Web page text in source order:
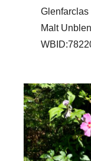
Glenfarclas
Malt